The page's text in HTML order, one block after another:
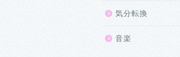
気分転換
音楽